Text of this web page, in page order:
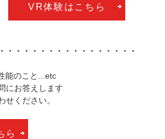
VR体験はこちら
・・・・・・・・・・・・・・・・
能のこと...etc
にお答えします
せください。
ら